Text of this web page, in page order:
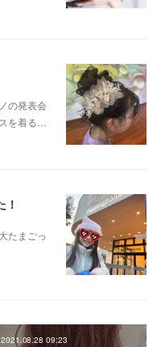
の発表会
を着る…
！
たまごっ
2021.08.28 09:23